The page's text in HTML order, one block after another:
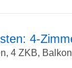
4-
4 ZKB,